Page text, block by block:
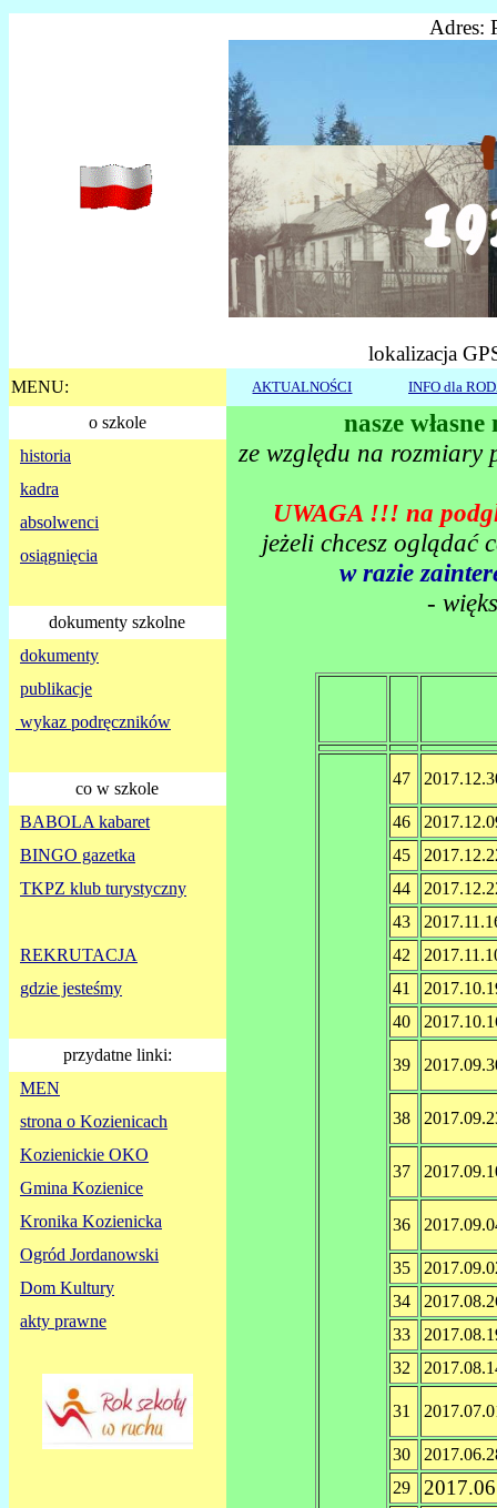
Adres:
lokalizacja
MENU: AKTUALNOŚCI INFO dla
o szkole
nasze
ze względu na
UWAGA !!! na
jeżeli chcesz oglądać
w razie
-
47
46
45
44
43
42
41
40
39
38
37
36
35
34
33
32
31
30
29
historia
kadra
absolwenci
osiągnięcia
dokumenty szkolne
dokumenty
publikacje
wykaz podręczników
co w szkole
BABOLA kabaret
BINGO gazetka
TKPZ klub turystyczny
REKRUTACJA
gdzie jesteśmy
przydatne linki:
MEN
strona o Kozienicach
Kozienickie OKO
Gmina Kozienice
Kronika Kozienicka
Ogród Jordanowski
Dom Kultury
akty prawne